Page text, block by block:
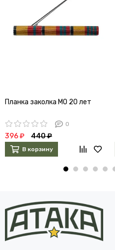
Планка заколка МО 20 лет
0
396 ₽ 440 ₽
В корзину